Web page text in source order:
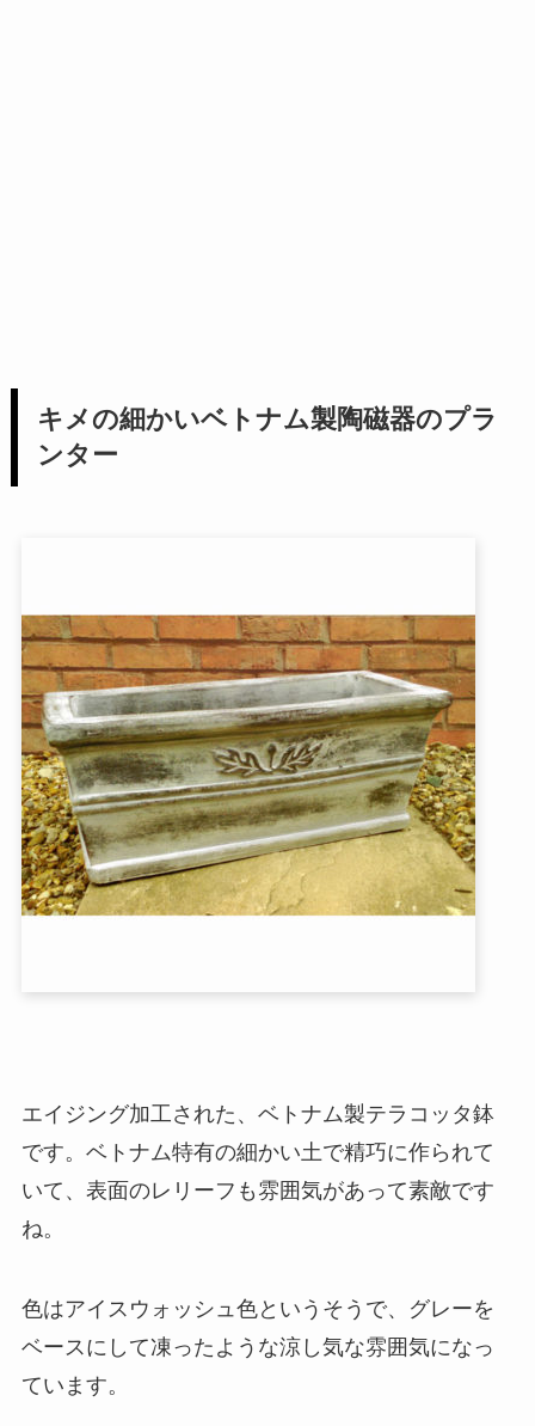
キメの細かいベトナム製陶磁器のプラ
ンター
エイジング加工された、ベトナム製テラコッタ鉢
です。ベトナム特有の細かい土で精巧に作られて
いて、表面のレリーフも雰囲気があって素敵です
ね。
色はアイスウォッシュ色というそうで、グレーを
ベースにして凍ったような涼し気な雰囲気になっ
ています。